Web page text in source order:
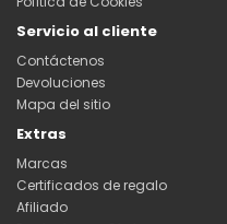
Servicio al cliente
Contáctenos
Devoluciones
Mapa del sitio
Extras
Marcas
Certificados de regalo
Afiliado